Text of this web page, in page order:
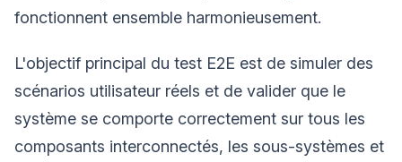
fonctionnent ensemble harmonieusement.
L'objectif principal du test E2E est de simuler des
scénarios utilisateur réels et de valider que le
système se comporte correctement sur tous les
composants interconnectés, les sous-systèmes et